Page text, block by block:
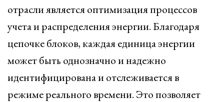
отрасли является оптимизация процессов
учета и распределения энергии. Благодаря
цепочке блоков, каждая единица энергии
может быть однозначно и надежно
идентифицирована и отслеживается в
режиме реального времени. Это позволяет